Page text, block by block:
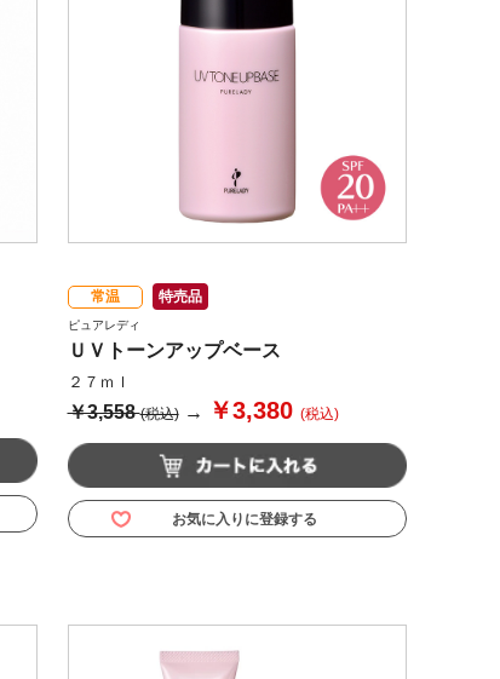
常温 特売品
ピュアレディ
ＵＶトーンアップベース
２７ｍｌ
￥3,558(税込)→ ￥3,380 (税込)
お気に入りに登録する